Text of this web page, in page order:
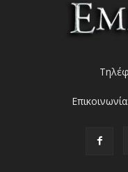
Επικοινωνία: